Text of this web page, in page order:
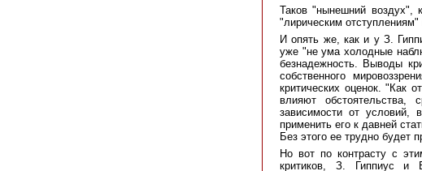
Таков "нынешний воздух",
"лирическим отступлениям"
И опять же, как и у З.
уже "не ума холодные
безнадежность. Выводы
собственного
критических оценок. "Как
влияют
зависимости от условий,
применить его к давней
Без этого ее трудно будет
Но вот по контрасту с
критиков, З. Гиппиус и